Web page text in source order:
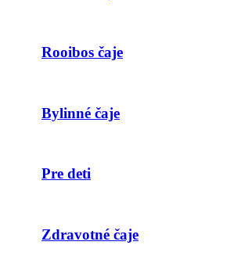
Rooibos čaje
Bylinné čaje
Pre deti
Zdravotné čaje